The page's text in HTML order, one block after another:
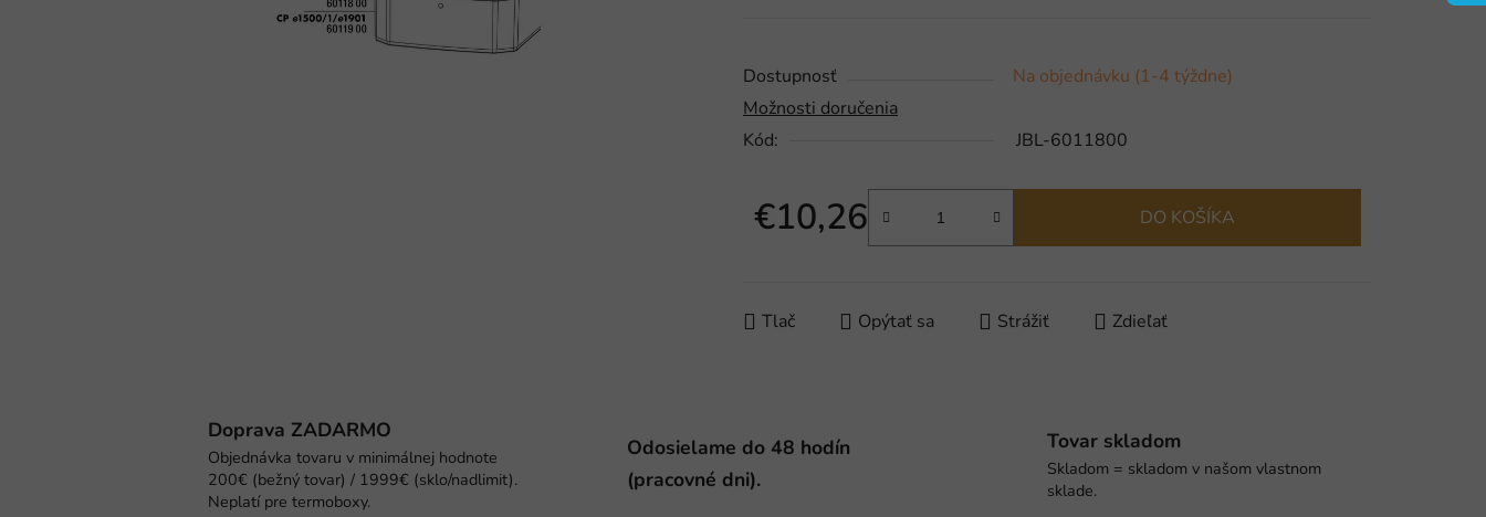
5
hviezdičiek.
Dostupnosť
Na objednávku (1-4 týždne)
Možnosti doručenia
Kód:
JBL-6011800
€10,26
Jednotková cena:
DO KOŠÍKA
Tlač Opýtať sa Strážiť Zdieľať
Doprava ZADARMO
Objednávka tovaru v minimálnej hodnote
200€ (bežný tovar) / 1999€ (sklo/nadlimit).
Neplatí pre termoboxy.
Odosielame do 48 hodín
(pracovné dni).
Tovar skladom
Skladom = skladom v našom vlastnom
sklade.